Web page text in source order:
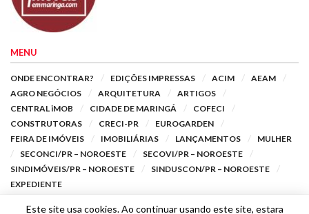
MENU
ONDE ENCONTRAR? EDIÇÕES IMPRESSAS ACIM
AEAM
AGRO NEGÓCIOS
ARQUITETURA
ARTIGOS
CENTRAL iMOB
CIDADE DE MARINGÁ
COFECI
CONSTRUTORAS
CRECI-PR
EUROGARDEN
FEIRA DE IMÓVEIS
IMOBILIÁRIAS LANÇAMENTOS
MULHER
SECONCI/PR – NOROESTE
SECOVI/PR – NOROESTE
SINDIMÓVEIS/PR – NOROESTE
SINDUSCON/PR – NOROESTE
EXPEDIENTE
Este site usa cookies. Ao continuar usando este site, estara